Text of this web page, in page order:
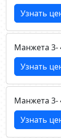
Узнать
Манжета 3-
Узнать
Манжета 3-
Узнать